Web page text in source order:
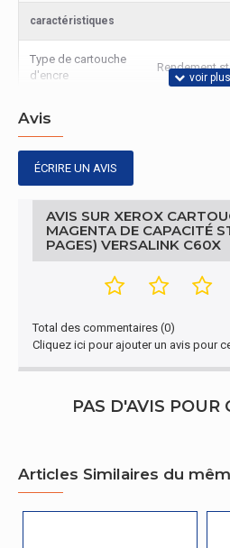
caractéristiques
Type de cartouche
d'encre
Rendement
Autres caractéristiques
Nom du produit
Quantité par paquet 1 pièce(s)
Largeur de
l'emballage
105 mm
Avis
ÉCRIRE UN AVIS
AVIS SUR XEROX
MAGENTA DE CAPACITÉ
PAGES) VERSALINK C60X
Total des commentaires (0)
Cliquez ici pour ajouter un avis pour
PAS D'AVIS POUR
Articles Similaires du